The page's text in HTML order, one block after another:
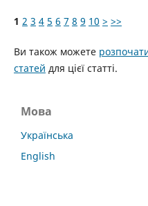
1 2 3 4 5 6 7 8 9 10 > >>
Ви також можете
статей для цієї статті.
Мова
Українська
English